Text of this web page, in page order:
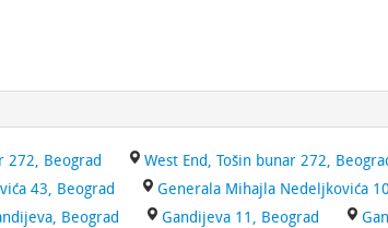
272, Beograd West End, Tošin bunar 272,
43, Beograd Generala Mihajla Nedeljkovića
Beograd Gandijeva 11, Beograd